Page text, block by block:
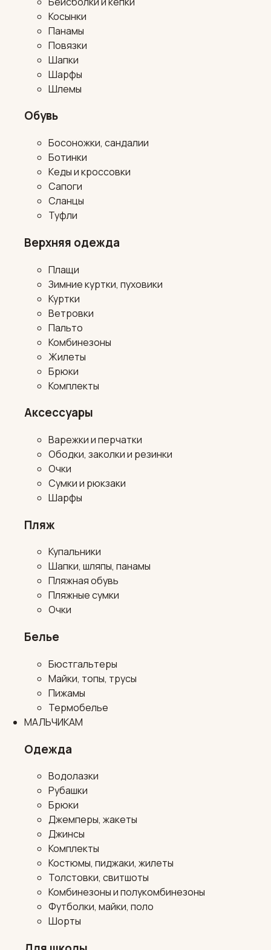
Косынки
Панамы
Повязки
Шапки
Шарфы
Шлемы
Обувь
Босоножки, сандалии
Ботинки
Кеды и кроссовки
Сапоги
Сланцы
Туфли
Верхняя одежда
Плащи
Зимние куртки, пуховики
Куртки
Ветровки
Пальто
Комбинезоны
Жилеты
Брюки
Комплекты
Аксессуары
Варежки и перчатки
Ободки, заколки и резинки
Очки
Сумки и рюкзаки
Шарфы
Пляж
Купальники
Шапки, шляпы, панамы
Пляжная обувь
Пляжные сумки
Очки
Белье
Бюстгальтеры
Майки, топы, трусы
Пижамы
Термобелье
МАЛЬЧИКАМ
Одежда
Водолазки
Рубашки
Брюки
Джемперы, жакеты
Джинсы
Комплекты
Костюмы, пиджаки, жилеты
Толстовки, свитшоты
Комбинезоны и полукомбинезоны
Футболки, майки, поло
Шорты